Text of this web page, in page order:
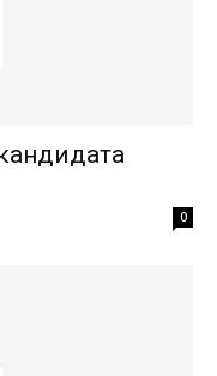
0